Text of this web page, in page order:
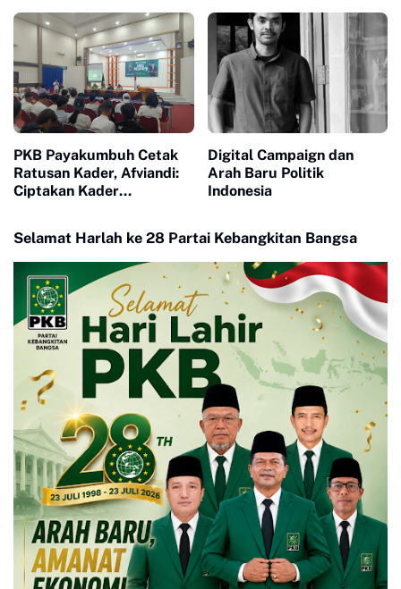
Beradab
PKB Payakumbuh Cetak
Ratusan Kader, Afviandi:
Ciptakan Kader
Digital Campaign dan
Arah Baru Politik
Indonesia
Selamat Harlah ke 28 Partai Kebangkitan Bangsa